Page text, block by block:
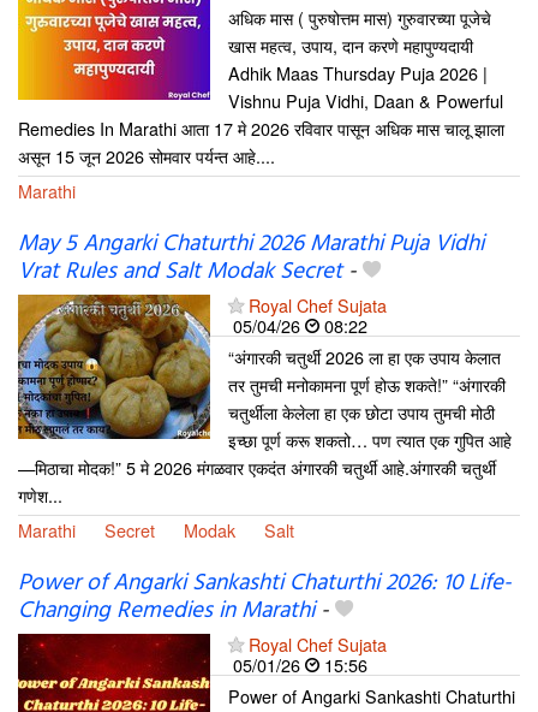
अधिक मास ( पुरुषोत्तम मास) गुरुवारच्या पूजेचे
खास महत्व, उपाय, दान करणे महापुण्यदायी
Adhik Maas Thursday Puja 2026 |
Vishnu Puja Vidhi, Daan & Powerful
Remedies In Marathi आता 17 मे 2026 रविवार पासून अधिक मास चालू झाला
असून 15 जून 2026 सोमवार पर्यन्त आहे....
Marathi
May 5 Angarki Chaturthi 2026 Marathi Puja Vidhi
Vrat Rules and Salt Modak Secret-
Royal Chef Sujata
05/04/26
08:22
“अंगारकी चतुर्थी 2026 ला हा एक उपाय केलात
तर तुमची मनोकामना पूर्ण होऊ शकते!” “अंगारकी
चतुर्थीला केलेला हा एक छोटा उपाय तुमची मोठी
इच्छा पूर्ण करू शकतो… पण त्यात एक गुपित आहे
—मिठाचा मोदक!” 5 मे 2026 मंगळवार एकदंत अंगारकी चतुर्थी आहे.अंगारकी चतुर्थी
गणेश...
Marathi
Secret Modak Salt
Power of Angarki Sankashti Chaturthi 2026: 10 Life-
Changing Remedies in Marathi-
Royal Chef Sujata
05/01/26
15:56
Power of Angarki Sankashti Chaturthi